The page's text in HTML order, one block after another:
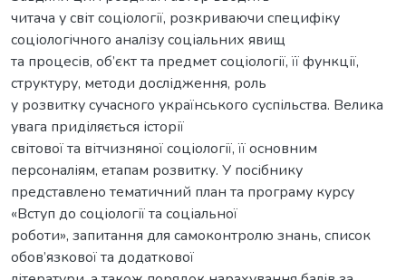
читача у світ соціології, розкриваючи специфіку
соціологічного аналізу соціальних явищ
та процесів, об’єкт та предмет соціології, її функції,
структуру, методи дослідження, роль
у розвитку сучасного українського суспільства. Велика
увага приділяється історії
світової та вітчизняної соціології, її основним
персоналіям, етапам розвитку. У посібнику
представлено тематичний план та програму курсу
«Вступ до соціології та соціальної
роботи», запитання для самоконтролю знань, список
обов’язкової та додаткової